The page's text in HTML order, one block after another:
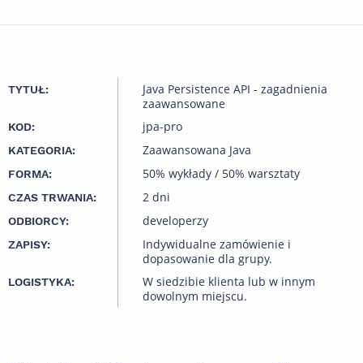
TYTUŁ:
Java Persistence API - zagadnienia
zaawansowane
KOD: jpa-pro
KATEGORIA: Zaawansowana Java
FORMA: 50% wykłady / 50% warsztaty
CZAS TRWANIA: 2 dni
ODBIORCY: developerzy
ZAPISY:
Indywidualne zamówienie i
dopasowanie dla grupy.
LOGISTYKA:
W siedzibie klienta lub w innym
dowolnym miejscu.